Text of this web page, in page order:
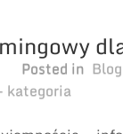
Posted in
kategoria